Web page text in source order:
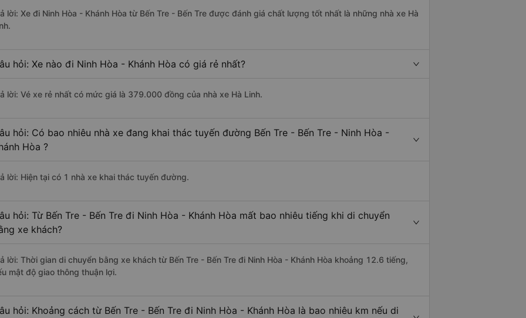
lời: Xe đi Ninh Hòa - Khánh Hòa từ Bến Tre - Bến Tre được đánh giá chất lượng tốt nhất là những nhà xe Hà
hỏi: Xe nào đi Ninh Hòa - Khánh Hòa có giá rẻ nhất?
lời: Vé xe rẻ nhất có mức giá là 379.000 đồng của nhà xe Hà Linh.
hỏi: Có bao nhiêu nhà xe đang khai thác tuyến đường Bến Tre - Bến Tre - Ninh Hòa -
Hòa ?
lời: Hiện tại có 1 nhà xe khai thác tuyến đường.
hỏi: Từ Bến Tre - Bến Tre đi Ninh Hòa - Khánh Hòa mất bao nhiêu tiếng khi di chuyển
xe khách?
lời: Thời gian di chuyển bằng xe khách từ Bến Tre - Bến Tre đi Ninh Hòa - Khánh Hòa khoảng 12.6 tiếng,
mật độ giao thông thuận lợi.
hỏi: Khoảng cách từ Bến Tre - Bến Tre đi Ninh Hòa - Khánh Hòa là bao nhiêu km nếu di